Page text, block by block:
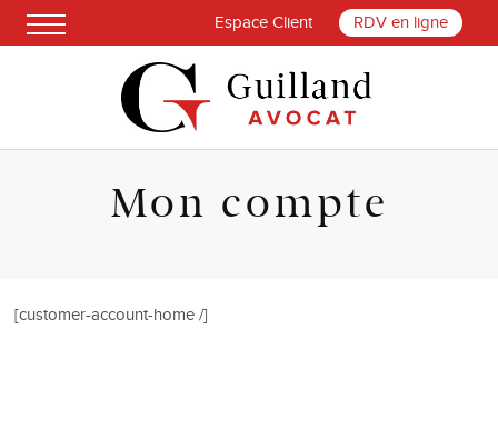
Espace Client RDV en ligne
Mon compte
[customer-account-home /]